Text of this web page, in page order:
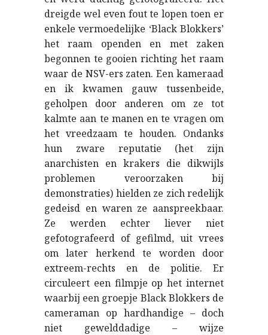
dreigde wel even fout te lopen toen er
enkele vermoedelijke ‘Black Blokkers’
het raam openden en met zaken
begonnen te gooien richting het raam
waar de NSV-ers zaten. Een kameraad
en ik kwamen gauw tussenbeide,
geholpen door anderen om ze tot
kalmte aan te manen en te vragen om
het vreedzaam te houden. Ondanks
hun zware reputatie (het zijn
anarchisten en krakers die dikwijls
problemen veroorzaken bij
demonstraties) hielden ze zich redelijk
gedeisd en waren ze aanspreekbaar.
Ze werden echter liever niet
gefotografeerd of gefilmd, uit vrees
om later herkend te worden door
extreem-rechts en de politie. Er
circuleert een filmpje op het internet
waarbij een groepje Black Blokkers de
cameraman op hardhandige – doch
niet gewelddadige – wijze